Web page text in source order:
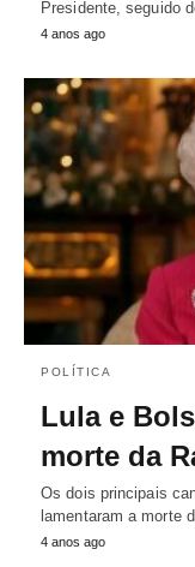
Presidente, seguido
4 anos ago
POLÍTICA
Lula e
morte da
Os dois principais
lamentaram a morte
4 anos ago